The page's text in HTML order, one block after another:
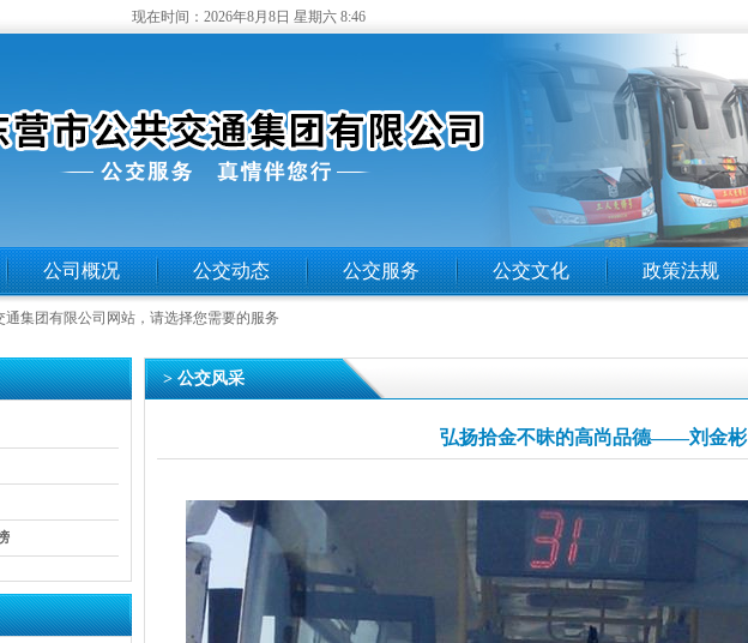
现在时间： 2026年8月8日 星期六 8:46
公司概况 公交动态 公交服务 公交文化 政策法规
集团有限公司网站，请选择您需要的服务
> 公交风采
弘扬拾金不昧的高尚品德——刘金彬